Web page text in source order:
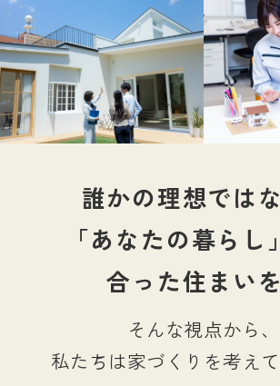
誰かの理想ではな
「あなたの暮らし
合った住まいを
そんな視点から、
私たちは家づくりを考えて